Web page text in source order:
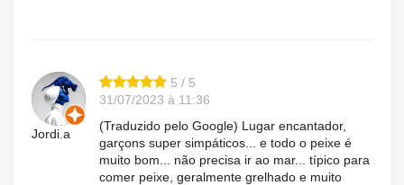
Jordi.a
5 / 5
31/07/2023 à 11:36
(Traduzido pelo Google) Lugar encantador,
garçons super simpáticos... e todo o peixe é
muito bom... não precisa ir ao mar... típico para
comer peixe, geralmente grelhado e muito